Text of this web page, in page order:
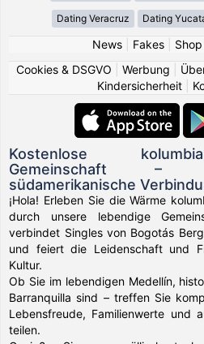
Dating Veracruz Dating
News| Fakes| Shop
Cookies & DSGVO
Werbung
Kindersicherheit
Kostenlose
Gemeinschaft –
südamerikanische
¡Hola! Erleben Sie die Wärme
durch unsere lebendige
verbindet Singles von Bogotás
und feiert die Leidenschaft und
Kultur.
Ob Sie im lebendigen Medellín,
Barranquilla sind – treffen Sie
Lebensfreude, Familienwerte und
teilen.